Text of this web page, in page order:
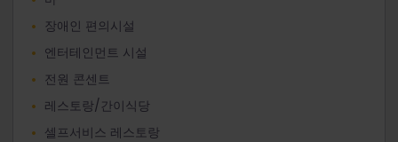
장애인 편의시설
엔터테인먼트 시설
전원 콘센트
레스토랑/간이식당
셀프서비스 레스토랑